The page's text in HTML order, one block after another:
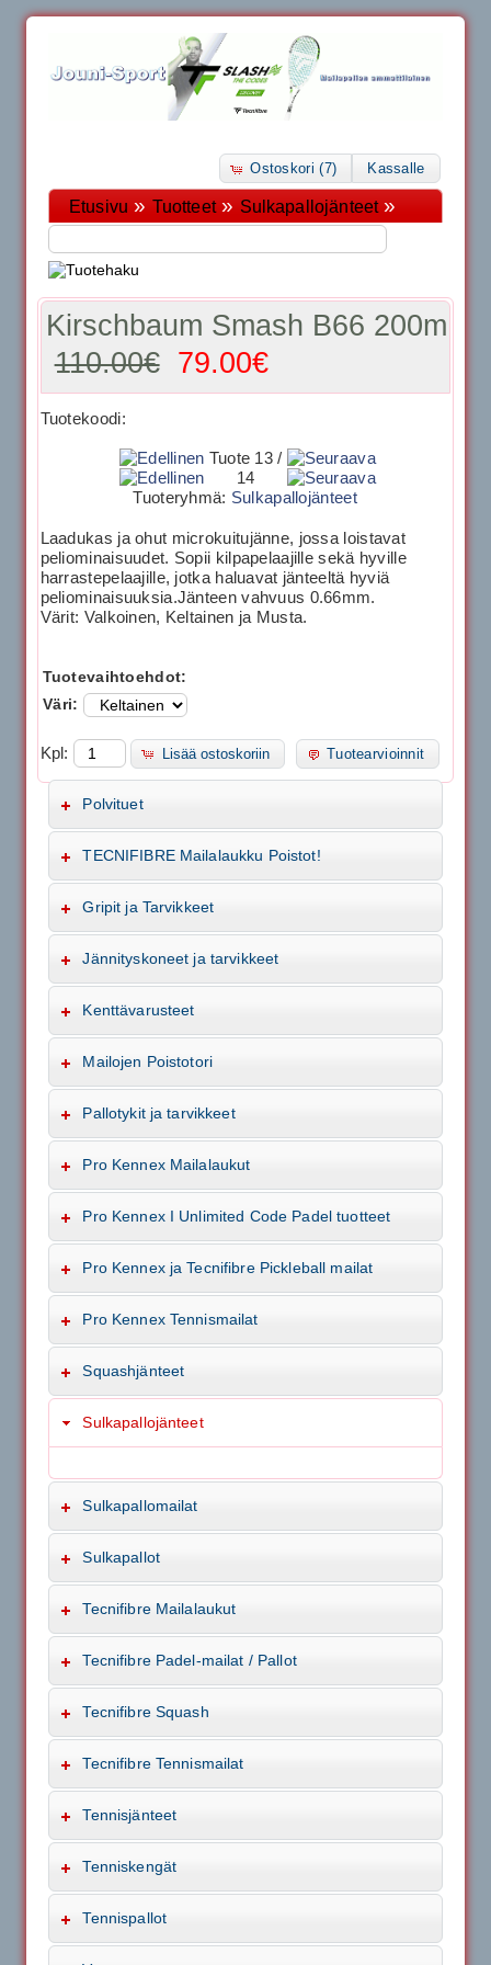
Ostoskori (7) Kassalle
Etusivu » Tuotteet» Sulkapallojänteet»
Kirschbaum Smash B66 200m
110.00€ 79.00€
Tuotekoodi:
Tuote 13 /
14
Tuoteryhmä: Sulkapallojänteet
Laadukas ja ohut microkuitujänne, jossa loistavat
peliominaisuudet. Sopii kilpapelaajille sekä hyville
harrastepelaajille, jotka haluavat jänteeltä hyviä
peliominaisuuksia.Jänteen vahvuus 0.66mm.
Värit: Valkoinen, Keltainen ja Musta.
Tuotevaihtoehdot:
Väri:
Kpl: Lisää ostoskoriin Tuotearvioinnit
Polvituet
TECNIFIBRE Mailalaukku Poistot!
Gripit ja Tarvikkeet
Jännityskoneet ja tarvikkeet
Kenttävarusteet
Mailojen Poistotori
Pallotykit ja tarvikkeet
Pro Kennex Mailalaukut
Pro Kennex I Unlimited Code Padel tuotteet
Pro Kennex ja Tecnifibre Pickleball mailat
Pro Kennex Tennismailat
Squashjänteet
Sulkapallojänteet
Sulkapallomailat
Sulkapallot
Tecnifibre Mailalaukut
Tecnifibre Padel-mailat / Pallot
Tecnifibre Squash
Tecnifibre Tennismailat
Tennisjänteet
Tenniskengät
Tennispallot